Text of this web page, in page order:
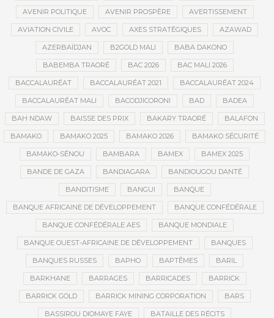
AVENIR POLITIQUE AVENIR PROSPÈRE AVERTISSEMENT
AVIATION CIVILE AVOC AXES STRATÉGIQUES AZAWAD
AZERBAÏDJAN B2GOLD MALI BABA DAKONO
BABEMBA TRAORÉ BAC 2026 BAC MALI 2026
BACCALAURÉAT BACCALAURÉAT 2021 BACCALAURÉAT 2024
BACCALAURÉAT MALI BACODJICORONI BAD BADEA
BAH NDAW BAISSE DES PRIX BAKARY TRAORÉ BALAFON
BAMAKO BAMAKO 2025 BAMAKO 2026 BAMAKO SÉCURITÉ
BAMAKO-SÉNOU BAMBARA BAMEX BAMEX 2025
BANDE DE GAZA BANDIAGARA BANDIOUGOU DANTÉ
BANDITISME BANGUI BANQUE
BANQUE AFRICAINE DE DÉVELOPPEMENT BANQUE CONFÉDÉRALE
BANQUE CONFÉDÉRALE AES BANQUE MONDIALE
BANQUE OUEST-AFRICAINE DE DÉVELOPPEMENT BANQUES
BANQUES RUSSES BAPHO BAPTÊMES BARIL
BARKHANE BARRAGES BARRICADES BARRICK
BARRICK GOLD BARRICK MINING CORPORATION BARS
BASSIROU DIOMAYE FAYE BATAILLE DES RÉCITS